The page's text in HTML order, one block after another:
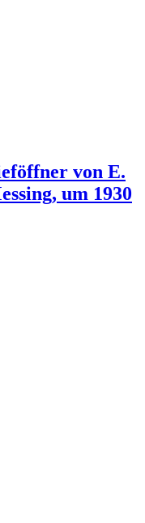
von E.
um 1930